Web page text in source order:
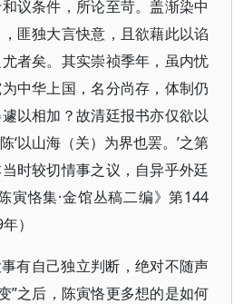
议条件，所论至苛。盖渐染中
匪独大言快意，且欲藉此以谄
者矣。其实崇祯季年，虽内忧
中华上国，名分尚存，体制仍
以相加？故清廷报书亦仅欲以
‘以山海（关）为界也罢。’之第
时较切情事之议，自异乎外廷
寅恪集·金馆丛稿二编》第144
）
有自己独立判断，绝对不随声
”之后，陈寅恪更多想的是如何